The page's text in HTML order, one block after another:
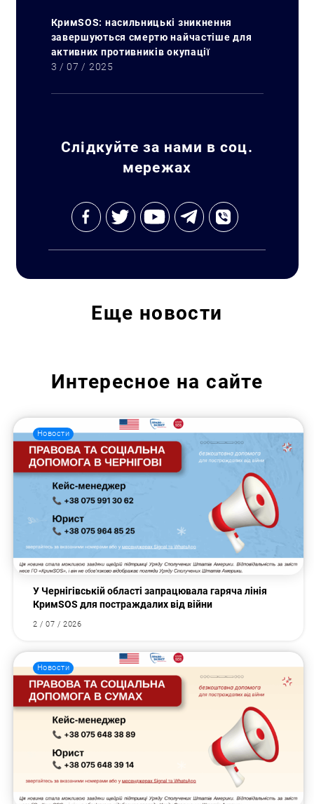
Искать:
КримSOS: насильницькі зникнення
завершуються смертю найчастіше для
активних противників окупації
3 / 07 / 2025
Слідкуйте за нами в соц.
мережах
Еще новости
Интересное на сайте
Новости
У Чернігівській області запрацювала гаряча лінія
КримSOS для постраждалих від війни
2 / 07 / 2026
Новости